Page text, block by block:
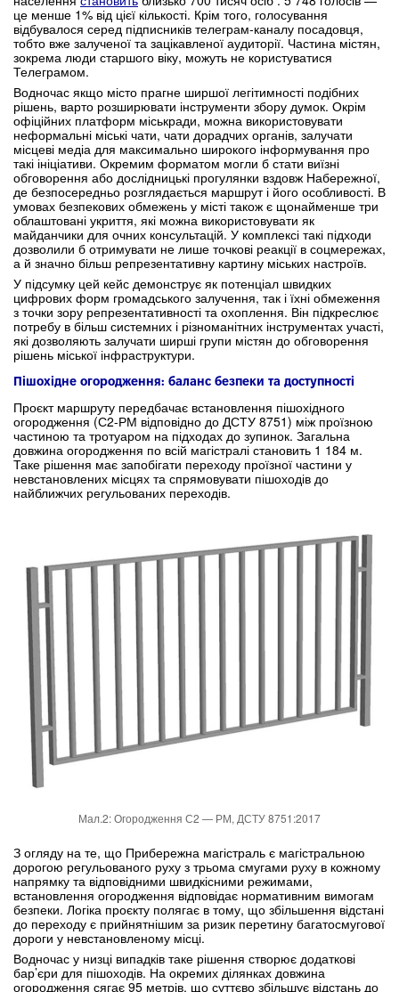
це менше 1% від цієї кількості. Крім того, голосування
відбувалося серед підписників телеграм-каналу посадовця,
тобто вже залученої та зацікавленої аудиторії. Частина містян,
зокрема люди старшого віку, можуть не користуватися
Телеграмом.
Водночас якщо місто прагне ширшої легітимності подібних
рішень, варто розширювати інструменти збору думок. Окрім
офіційних платформ міськради, можна використовувати
неформальні міські чати, чати дорадчих органів, залучати
місцеві медіа для максимально широкого інформування про
такі ініціативи. Окремим форматом могли б стати виїзні
обговорення або дослідницькі прогулянки вздовж Набережної,
де безпосередньо розглядається маршрут і його особливості. В
умовах безпекових обмежень у місті також є щонайменше три
облаштовані укриття, які можна використовувати як
майданчики для очних консультацій. У комплексі такі підходи
дозволили б отримувати не лише точкові реакції в соцмережах,
а й значно більш репрезентативну картину міських настроїв.
У підсумку цей кейс демонструє як потенціал швидких
цифрових форм громадського залучення, так і їхні обмеження
з точки зору репрезентативності та охоплення. Він підкреслює
потребу в більш системних і різноманітних інструментах участі,
які дозволяють залучати ширші групи містян до обговорення
рішень міської інфраструктури.
Пішохідне огородження: баланс безпеки та доступності
Проєкт маршруту передбачає встановлення пішохідного
огородження (С2-РМ відповідно до ДСТУ 8751) між проїзною
частиною та тротуаром на підходах до зупинок. Загальна
довжина огородження по всій магістралі становить 1 184 м.
Таке рішення має запобігати переходу проїзної частини у
невстановлених місцях та спрямовувати пішоходів до
найближчих регульованих переходів.
Мал.2: Огородження С2 — РМ, ДСТУ 8751:2017
З огляду на те, що Прибережна магістраль є магістральною
дорогою регульованого руху з трьома смугами руху в кожному
напрямку та відповідними швидкісними режимами,
встановлення огородження відповідає нормативним вимогам
безпеки. Логіка проєкту полягає в тому, що збільшення відстані
до переходу є прийнятнішим за ризик перетину багатосмугової
дороги у невстановленому місці.
Водночас у низці випадків таке рішення створює додаткові
бар’єри для пішоходів. На окремих ділянках довжина
огородження сягає 95 метрів, що суттєво збільшує відстань до